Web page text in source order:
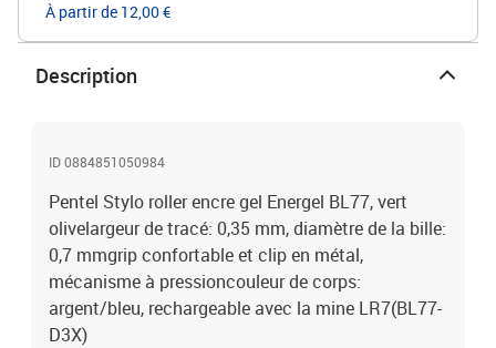
À partir de 12,00 €
Description
ID 0884851050984
Pentel Stylo roller encre gel Energel BL77, vert
olivelargeur de tracé: 0,35 mm, diamètre de la bille:
0,7 mmgrip confortable et clip en métal,
mécanisme à pressioncouleur de corps:
argent/bleu, rechargeable avec la mine LR7(BL77-
D3X)